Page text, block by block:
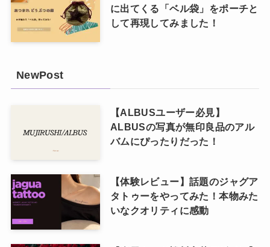
に出てくる「ベル袋」をポーチと
して再現してみました！
NewPost
【ALBUSユーザー必見】
ALBUSの写真が無印良品のアル
バムにぴったりだった！
【体験レビュー】話題のジャグア
タトゥーをやってみた！本物みた
いなクオリティに感動